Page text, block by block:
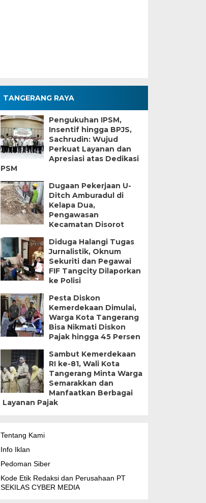
TANGERANG RAYA
Pengukuhan IPSM,
Insentif hingga BPJS,
Sachrudin: Wujud
Perkuat Layanan dan
Apresiasi atas Dedikasi
PSM
Dugaan Pekerjaan U-
Ditch Amburadul di
Kelapa Dua,
Pengawasan
Kecamatan Disorot
Diduga Halangi Tugas
Jurnalistik, Oknum
Sekuriti dan Pegawai
FIF Tangcity Dilaporkan
ke Polisi
Pesta Diskon
Kemerdekaan Dimulai,
Warga Kota Tangerang
Bisa Nikmati Diskon
Pajak hingga 45 Persen
Sambut Kemerdekaan
RI ke-81, Wali Kota
Tangerang Minta Warga
Semarakkan dan
Manfaatkan Berbagai
Layanan Pajak
Tentang Kami
Info Iklan
Pedoman Siber
Kode Etik Redaksi dan Perusahaan PT
SEKILAS CYBER MEDIA